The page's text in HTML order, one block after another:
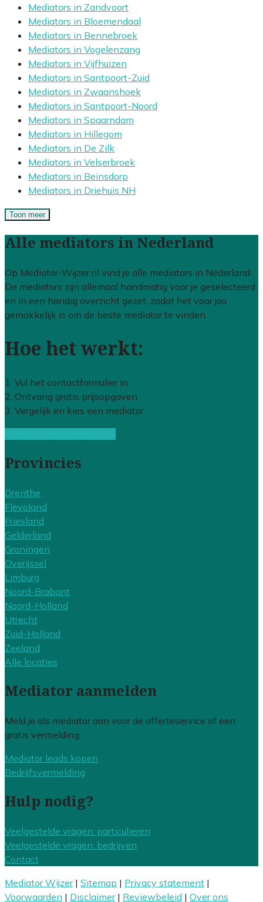
Mediators in Zandvoort
Mediators in Bloemendaal
Mediators in Bennebroek
Mediators in Vogelenzang
Mediators in Vijfhuizen
Mediators in Santpoort-Zuid
Mediators in Zwaanshoek
Mediators in Santpoort-Noord
Mediators in Spaarndam
Mediators in Hillegom
Mediators in De Zilk
Mediators in Velserbroek
Mediators in Beinsdorp
Mediators in Driehuis NH
Toon meer
Alle mediators in Nederland
Op Mediator-Wijzer.nl vind je alle mediators in Nederland.
De mediators zijn allemaal handmatig voor je geselecteerd
en in een handig overzicht gezet, zodat het voor jou
gemakkelijk is om de beste mediator te vinden.
Hoe het werkt:
1. Vul het contactformulier in
2. Ontvang gratis prijsopgaven
3. Vergelijk en kies een mediator
Provincies
Drenthe
Flevoland
Friesland
Gelderland
Groningen
Overijssel
Limburg
Noord-Brabant
Noord-Holland
Utrecht
Zuid-Holland
Zeeland
Alle locaties
Mediator aanmelden
Meld je als mediator aan voor de offerteservice of een
gratis vermelding.
Mediator leads kopen
Bedrijfsvermelding
Hulp nodig?
Veelgestelde vragen: particulieren
Veelgestelde vragen: bedrijven
Contact
Mediator Wijzer| Sitemap | Privacy statement |
Voorwaarden | Disclaimer| Reviewbeleid | Over ons